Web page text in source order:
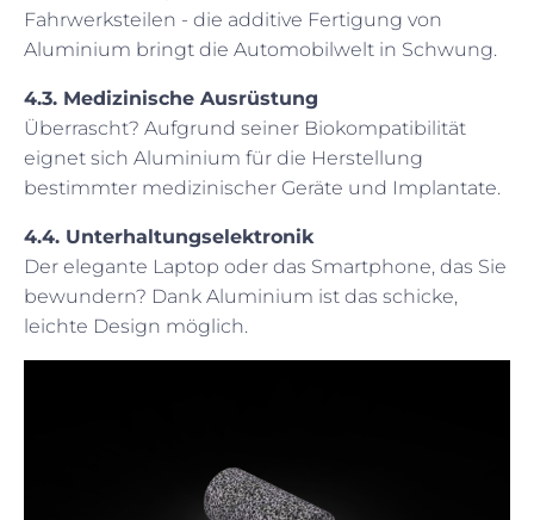
Fahrwerksteilen - die additive Fertigung von
Aluminium bringt die Automobilwelt in Schwung.
4.3. Medizinische Ausrüstung
Überrascht? Aufgrund seiner Biokompatibilität
eignet sich Aluminium für die Herstellung
bestimmter medizinischer Geräte und Implantate.
4.4. Unterhaltungselektronik
Der elegante Laptop oder das Smartphone, das Sie
bewundern? Dank Aluminium ist das schicke,
leichte Design möglich.